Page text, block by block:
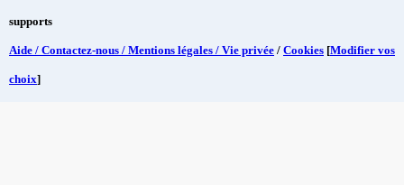
supports
Aide / Contactez-nous / Mentions légales / Vie privée / Cookies [Modifier vos
choix]